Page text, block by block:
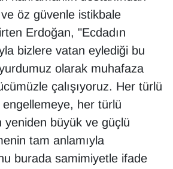
ve öz güvenle istikbale
Erdoğan, "Ecdadın
bizlere vatan eylediği bu
olarak muhafaza
çalışıyoruz. Her türlü
her türlü
yeniden büyük ve güçlü
tam anlamıyla
burada samimiyetle ifade